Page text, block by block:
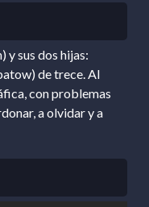
y sus dos hijas:
de trece. Al
con problemas
a olvidar y a